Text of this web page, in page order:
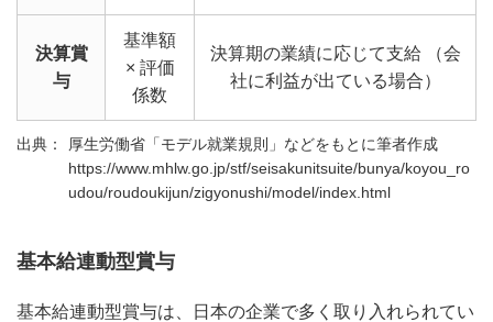
決算賞
与
基準額
× 評価
係数
決算期の業績に応じて支給（会
社に利益が出ている場合）
厚生労働省「モデル就業規則」などをもとに筆者作成
https://www.mhlw.go.jp/stf/seisakunitsuite/bunya/koyou_ro
udou/roudoukijun/zigyonushi/model/index.html
基本給連動型賞与
基本給連動型賞与は、日本の企業で多く取り入れられてい